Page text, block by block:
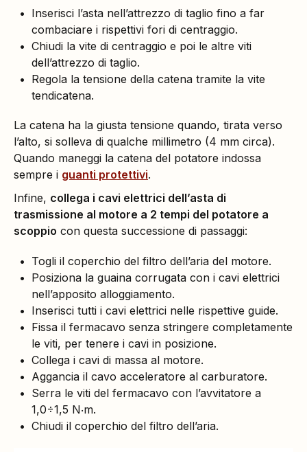
Inserisci l’asta nell’attrezzo di taglio fino a far
combaciare i rispettivi fori di centraggio.
Chiudi la vite di centraggio e poi le altre viti
dell’attrezzo di taglio.
Regola la tensione della catena tramite la vite
tendicatena.
La catena ha la giusta tensione quando, tirata verso
l’alto, si solleva di qualche millimetro (4 mm circa).
Quando maneggi la catena del potatore indossa
sempre i guanti protettivi.
Infine, collega i cavi elettrici dell’asta di
trasmissione al motore a 2 tempi del potatore a
scoppio con questa successione di passaggi:
Togli il coperchio del filtro dell’aria del motore.
Posiziona la guaina corrugata con i cavi elettrici
nell’apposito alloggiamento.
Inserisci tutti i cavi elettrici nelle rispettive guide.
Fissa il fermacavo senza stringere completamente
le viti, per tenere i cavi in posizione.
Collega i cavi di massa al motore.
Aggancia il cavo acceleratore al carburatore.
Serra le viti del fermacavo con l’avvitatore a
1,0÷1,5 N‧m.
Chiudi il coperchio del filtro dell’aria.